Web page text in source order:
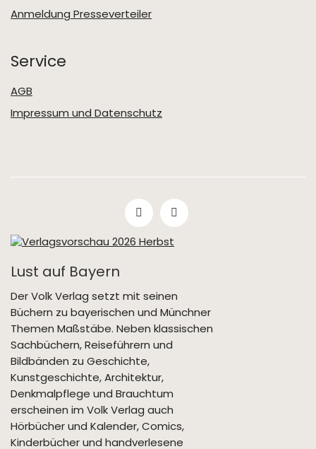
Anmeldung Presseverteiler
Service
AGB
Impressum und Datenschutz
Lust auf Bayern
Der Volk Verlag setzt mit seinen
Büchern zu bayerischen und Münchner
Themen Maßstäbe. Neben klassischen
Sachbüchern, Reiseführern und
Bildbänden zu Geschichte,
Kunstgeschichte, Architektur,
Denkmalpflege und Brauchtum
erscheinen im Volk Verlag auch
Hörbücher und Kalender, Comics,
Kinderbücher und handverlesene